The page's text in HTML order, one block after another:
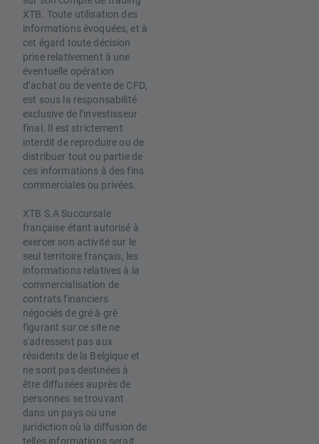
XTB. Toute utilisation des
informations évoquées, et à
cet égard toute décision
prise relativement à une
éventuelle opération
d’achat ou de vente de CFD,
est sous la responsabilité
exclusive de l’investisseur
final. Il est strictement
interdit de reproduire ou de
distribuer tout ou partie de
ces informations à des fins
commerciales ou privées.
XTB S.A Succursale
française étant autorisé à
exercer son activité sur le
seul territoire français, les
informations relatives à la
commercialisation de
contrats financiers
négociés de gré à gré
figurant sur ce site ne
s'adressent pas aux
résidents de la Belgique et
ne sont pas destinées à
être diffusées auprès de
personnes se trouvant
dans un pays ou une
juridiction où la diffusion de
telles informations serait